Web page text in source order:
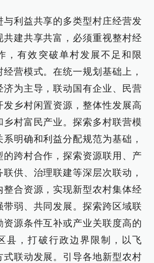
与利益共享的多类型村庄经营发
共建共享共富，必须重视整村经
，有效突破单村发展不足和限
营模式。在统一规划基础上，
济为主导，联动国有企业、民营
发乡村闲置资源，整体性发展高
乡村富民产业。探索多村联营模
明确和利益分配规范为基础，
的跨村合作，探索资源联用、产
供、治理联建等深层次联动，
整合资源，实现新型农村集体经
带弱、共同发展。探索跨区域联
资源条件互补或产业关联度高的
县，打破行政边界限制，以飞
式联动发展。引导各地新型农村